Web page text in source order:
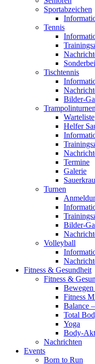
Sportabzeichen
Tennis
Tischtennis
Bilder-
Trampolinturnen
Warteliste
Helfer
Termine
Galerie
Turnen
Bilder-
Volleyball
Fitness & Gesundheit
Fitness &
Bewegen
Fitness
Balance
Total
Yoga
Body-
Nachrichten
Events
Born to Run